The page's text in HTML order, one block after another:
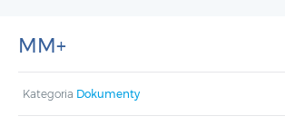
MM+
Kategoria Dokumenty